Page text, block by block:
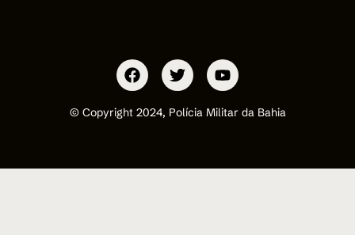
© Copyright 2024, Polícia Militar da Bahia